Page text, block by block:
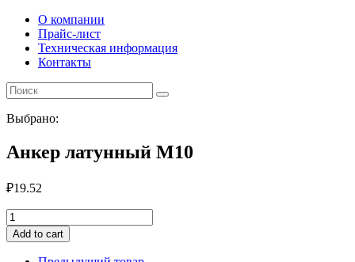
О компании
Прайс-лист
Техническая информация
Контакты
Выбрано:
Анкер латунный М10
₽19.52
Анкер
латунный
М10
quantity
Add to cart